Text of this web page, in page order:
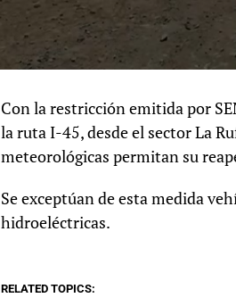
Con la restricción emitida por
la ruta I-45, desde el sector La
meteorológicas permitan su
Se exceptúan de esta medida
hidroeléctricas.
RELATED TOPICS: